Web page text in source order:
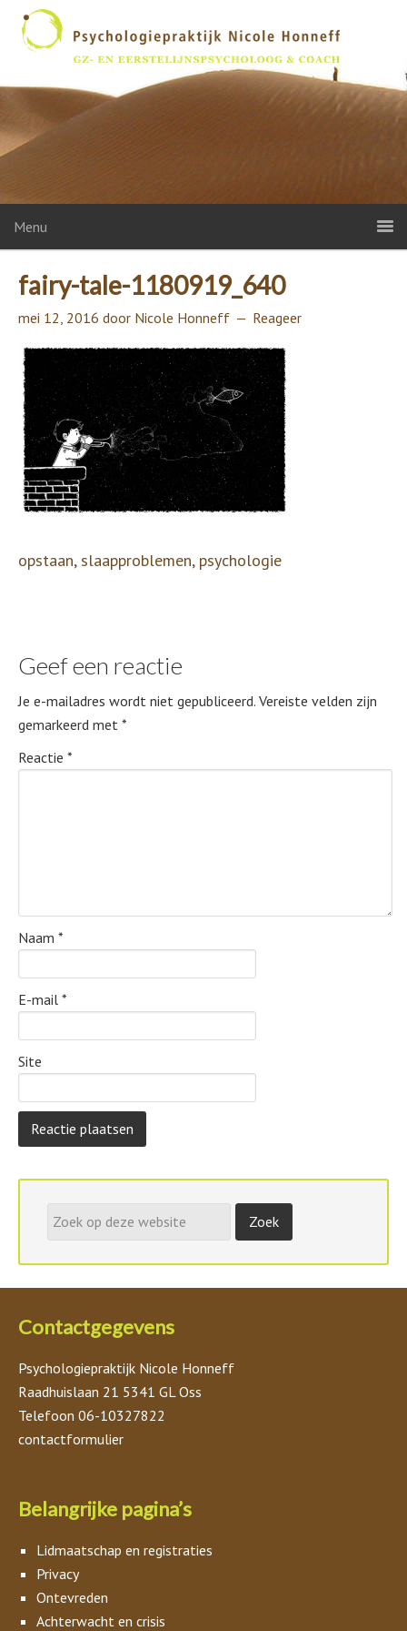
Menu
fairy-tale-1180919_640
mei 12, 2016 door Nicole Honneff Reageer
opstaan, slaapproblemen, psychologie
Geef een reactie
Je e-mailadres wordt niet gepubliceerd. Vereiste velden zijn
gemarkeerd met *
Reactie *
Naam *
E-mail *
Site
Contactgegevens
Psychologiepraktijk Nicole Honneff
Raadhuislaan 21 5341 GL Oss
Telefoon 06-10327822
contactformulier
Belangrijke pagina’s
Lidmaatschap en registraties
Privacy
Ontevreden
Achterwacht en crisis